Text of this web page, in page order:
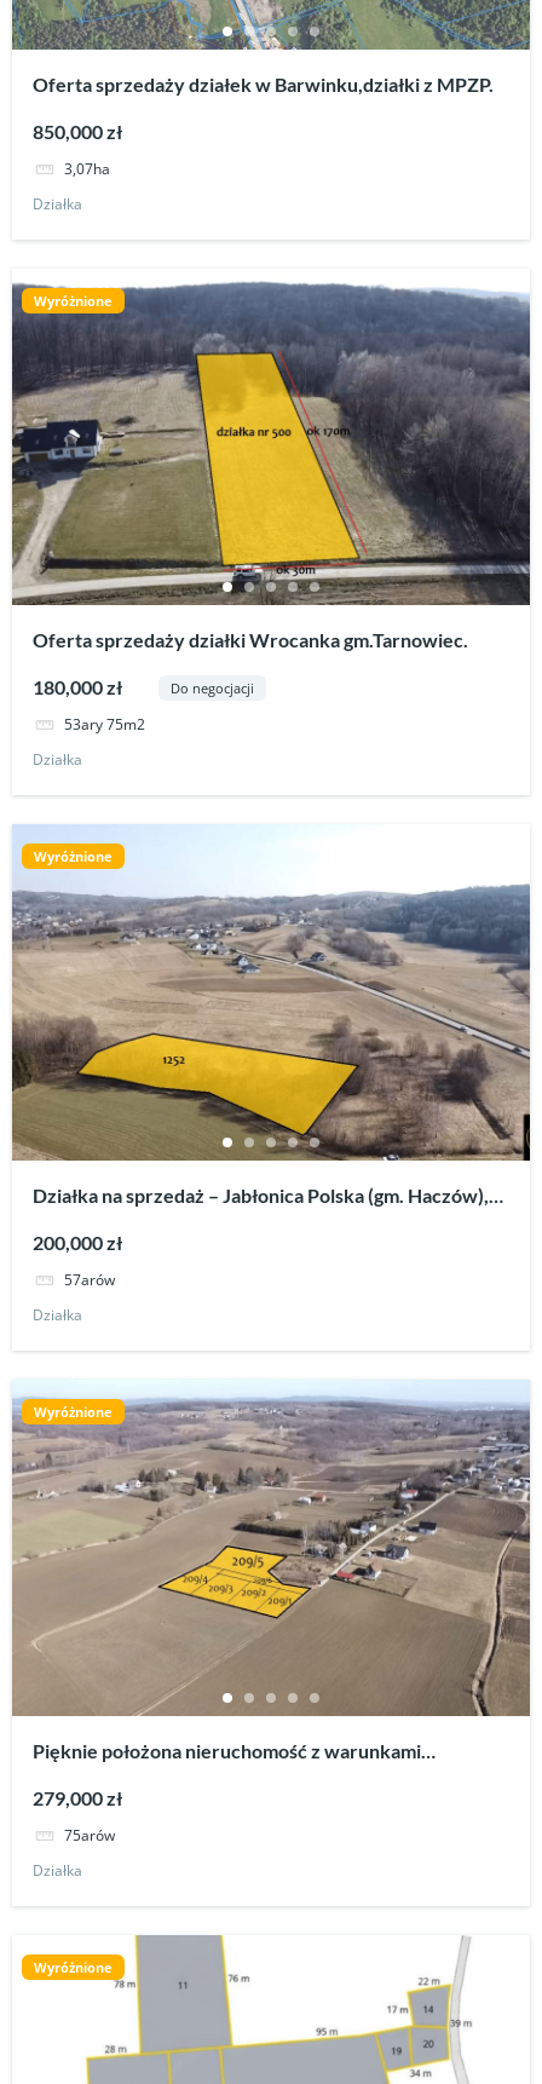
Oferta sprzedaży działek w Barwinku,działki z MPZP.
850,000 zł
3,07ha
Działka
Wyróżnione
Oferta sprzedaży działki Wrocanka gm.Tarnowiec.
180,000 zł Do negocjacji
53ary 75m2
Działka
Wyróżnione
Działka na sprzedaż – Jabłonica Polska (gm. Haczów),
200,000 zł
57arów
Działka
Wyróżnione
Pięknie położona nieruchomość z warunkami
279,000 zł
75arów
Działka
Wyróżnione